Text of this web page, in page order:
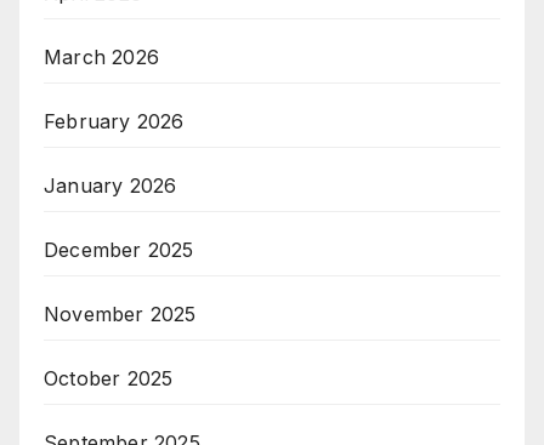
March 2026
February 2026
January 2026
December 2025
November 2025
October 2025